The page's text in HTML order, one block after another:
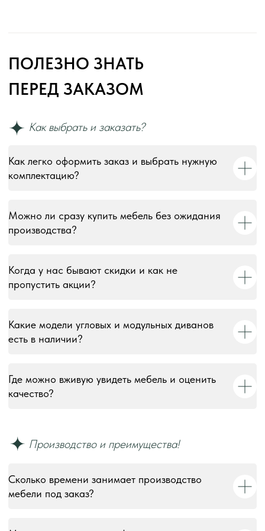
Как легко оформить заказ и выбрать нужную
комплектацию?
Можно ли сразу купить мебель без ожидания
производства?
Когда у нас бывают скидки и как не
пропустить акции?
Какие модели угловых и модульных диванов
есть в наличии?
Где можно вживую увидеть мебель и оценить
качество?
Сколько времени занимает производство
мебели под заказ?